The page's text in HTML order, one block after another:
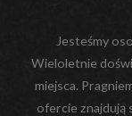
Jesteśmy
Wieloletnie
miejsca.
ofercie znajdują